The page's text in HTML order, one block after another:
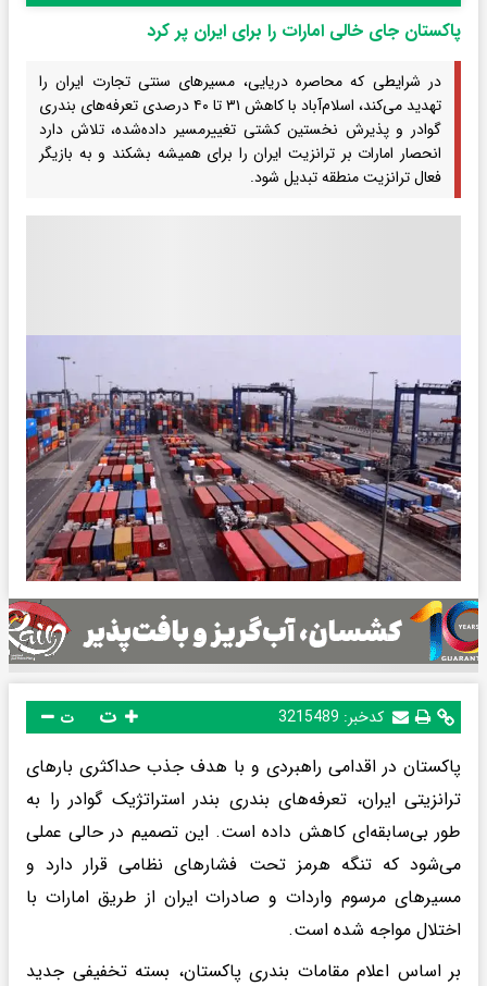
پاکستان جای خالی امارات را برای ایران پر کرد
در شرایطی که محاصره دریایی، مسیرهای سنتی تجارت ایران را
تهدید می‌کند، اسلام‌آباد با کاهش ۳۱ تا ۴۰ درصدی تعرفه‌های بندری
گوادر و پذیرش نخستین کشتی تغییرمسیر داده‌شده، تلاش دارد
انحصار امارات بر ترانزیت ایران را برای همیشه بشکند و به بازیگر
فعال ترانزیت منطقه تبدیل شود.
کدخبر: 3215489 ت
پاکستان در اقدامی راهبردی و با هدف جذب حداکثری بارهای
ترانزیتی ایران، تعرفه‌های بندری بندر استراتژیک گوادر را به
طور بی‌سابقه‌ای کاهش داده است. این تصمیم در حالی عملی
می‌شود که تنگه هرمز تحت فشارهای نظامی قرار دارد و
مسیرهای مرسوم واردات و صادرات ایران از طریق امارات با
اختلال مواجه شده است.
بر اساس اعلام مقامات بندری پاکستان، بسته تخفیفی جدید